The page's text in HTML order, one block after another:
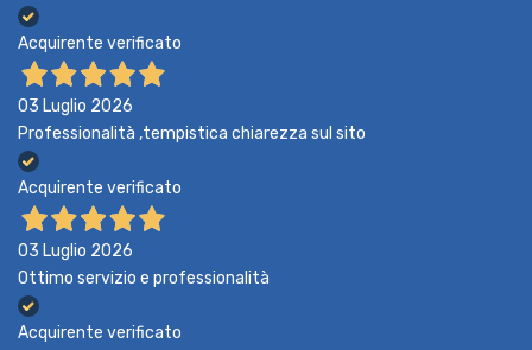
Acquirente verificato
03 Luglio 2026
Professionalità ,tempistica chiarezza sul sito
Acquirente verificato
03 Luglio 2026
Ottimo servizio e professionalità
Acquirente verificato